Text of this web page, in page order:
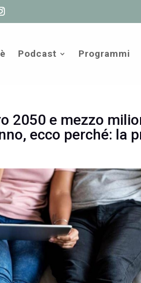
Podcast Programmi
2050 e mezzo
ecco perché: la